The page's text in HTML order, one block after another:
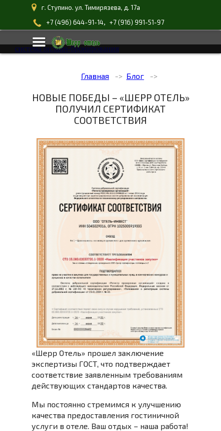
г. Ступино. ул. Тимирязева, д. 17а
+7 (496) 644-91-14, +7 (916) 991-51-97
система онлайн-бронирования
Главная Блог
НОВЫЕ ПОБЕДЫ – «ШЕРР ОТЕЛЬ»
ПОЛУЧИЛ СЕРТИФИКАТ
СООТВЕТСТВИЯ
«Шерр Отель» прошел заключение
экспертизы ГОСТ, что подтверждает
соответствие заявленным требованиям
действующих стандартов качества.
Мы постоянно стремимся к улучшению
качества предоставления гостиничной
услуги в отеле. Ваш отдых – наша работа!